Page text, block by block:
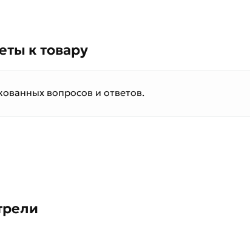
к товару
вопросов и ответов.